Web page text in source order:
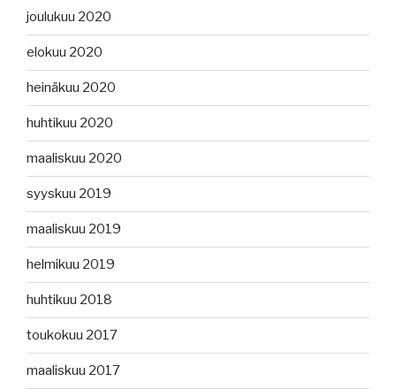
joulukuu 2020
elokuu 2020
heinäkuu 2020
huhtikuu 2020
maaliskuu 2020
syyskuu 2019
maaliskuu 2019
helmikuu 2019
huhtikuu 2018
toukokuu 2017
maaliskuu 2017